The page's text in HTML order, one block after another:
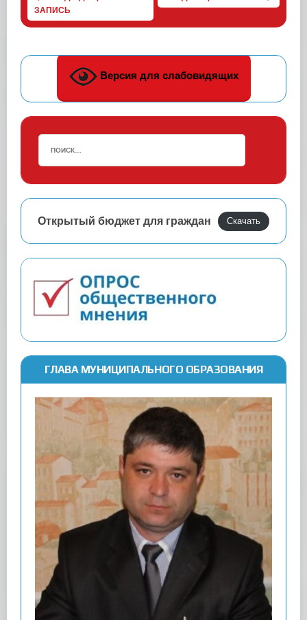
ЗАПИСЬ
Версия для слабовидящих
Открытый бюджет для граждан Скачать
ГЛАВА МУНИЦИПАЛЬНОГО ОБРАЗОВАНИЯ